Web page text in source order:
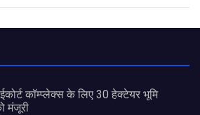
कॉम्प्लेक्स के लिए 30 हेक्टेयर भूमि
मंजूरी